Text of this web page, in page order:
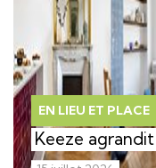
EN LIEU ET PLACE
Keeze